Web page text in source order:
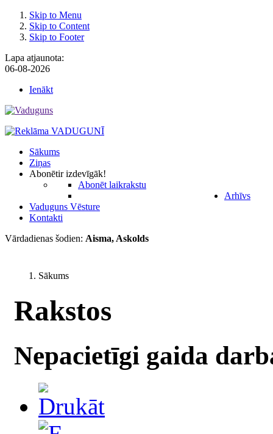
Skip to Menu
Skip to Content
Skip to Footer
Lapa atjaunota:
06-08-2026
Ienākt
Sākums
Ziņas
Abonētir izdevīgāk!
Abonēt laikrakstu
Arhīvs
Vaduguns Vēsture
Kontakti
Vārdadienas šodien: Aisma, Askolds
Sākums
Rakstos
Nepacietīgi gaida